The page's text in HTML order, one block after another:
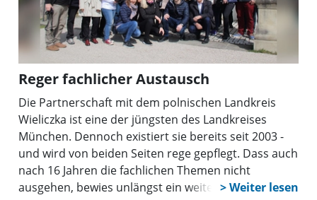
Reger fachlicher Austausch
Die Partnerschaft mit dem polnischen Landkreis
Wieliczka ist eine der jüngsten des Landkreises
München. Dennoch existiert sie bereits seit 2003 -
und wird von beiden Seiten rege gepflegt. Dass auch
nach 16 Jahren die fachlichen Themen nicht
ausgehen, bewies unlängst ein weiterer Besuch